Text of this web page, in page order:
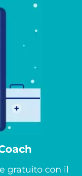
gratuito con il